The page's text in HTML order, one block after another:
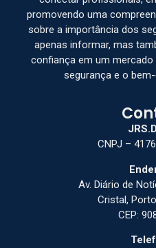
promovendo uma
sobre a importância dos
apenas informar, mas
confiança em um
segurança e o
CNPJ –
Av. Diário de
Cristal,
CEP: